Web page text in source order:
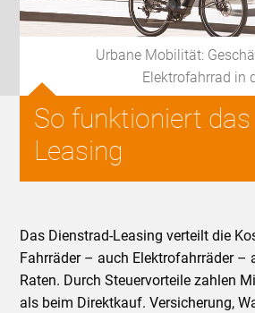
Urbane Mobilität:
Elektrofahrrad in
So funktioniert
Leasing
Das Dienstrad-Leasing verteilt die
Fahrräder – auch Elektrofahrräder –
Raten. Durch Steuervorteile zahlen
als beim Direktkauf. Versicherung,